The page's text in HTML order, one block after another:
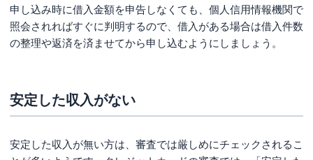
申し込み時に借入金額を申告しなくても、個人信用情報機関で
照会されればすぐに判明するので、借入がある場合は借入件数
の整理や返済を済ませてから申し込むようにしましょう。
安定した収入がない
安定した収入が無い方は、審査では厳しめにチェックされるこ